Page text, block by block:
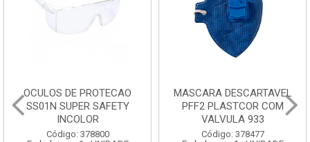
OCULOS DE PROTECAO
SS01N SUPER SAFETY
INCOLOR
Código: 378800
MASCARA DESCARTAVEL
PFF2 PLASTCOR COM
VALVULA 933
Código: 378477